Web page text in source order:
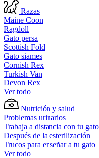
Razas
Maine Coon
Ragdoll
Gato persa
Scottish Fold
Gato siames
Cornish Rex
Turkish Van
Devon Rex
Ver todo
Nutrición y salud
Problemas urinarios
Trabaja a distancia con tu gato
Después de la esterilización
Trucos para enseñar a tu gato
Ver todo